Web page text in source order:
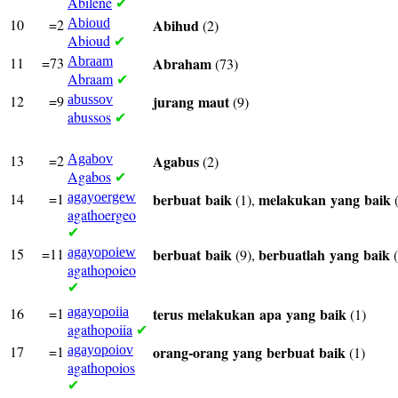
✔
10 =2 Abioud
Abioud ✔
Abihud(2)
11 =73 Abraam
Abraam ✔
Abraham(73)
12 =9 abussov
abussos ✔
jurang maut(9)
13
=2 Agabov
Agabos ✔
Agabus(2)
14 =1 agayoergew
agathoergeo
✔
berbuat baik(1), melakukan yang baik
15 =11 agayopoiew
agathopoieo
✔
berbuat baik(9), berbuatlah yang baik
16
=1 agayopoiia
agathopoiia ✔
terus melakukan apa yang baik(1)
17 =1 agayopoiov
agathopoios
✔
orang-orang yang berbuat baik(1)